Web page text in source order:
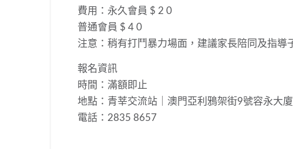
費用：永久會員 $ 2 0
普通會員 $ 4 0
注意：稍有打鬥暴力場面，建議家長陪同及指導
報名資訊
時間：滿額即止
地點：青莘交流站｜澳門亞利鴉架街9號容永大
電話：2835 8657